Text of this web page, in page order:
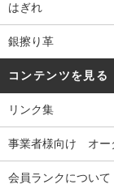
はぎれ
銀擦り革
コンテンツを見る
リンク集
事業者様向け オー
会員ランクについて